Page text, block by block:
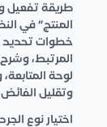
طريقة تفعيل
المنتج” في
خطوات تحديد
المرتبط، وشرح
لوحة المتابعة،
وتقليل
اختيار نوع